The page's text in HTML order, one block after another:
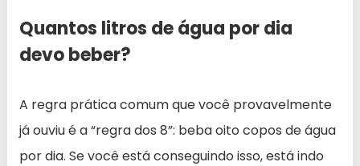
Quantos litros de água por dia
devo beber?
A regra prática comum que você provavelmente
já ouviu é a “regra dos 8”: beba oito copos de água
por dia. Se você está conseguindo isso, está indo